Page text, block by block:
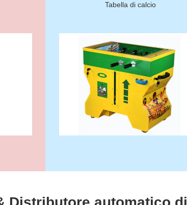
Tabella di calcio